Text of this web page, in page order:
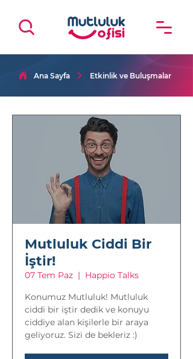
Ana Sayfa Etkinlik ve Buluşmalar
Mutluluk Ciddi Bir
İştir!
07 Tem Paz
  |
Happio Talks
Konumuz Mutluluk! Mutluluk
ciddi bir iştir dedik ve konuyu
ciddiye alan kişilerle bir araya
geliyoruz. Sizi de bekleriz :)